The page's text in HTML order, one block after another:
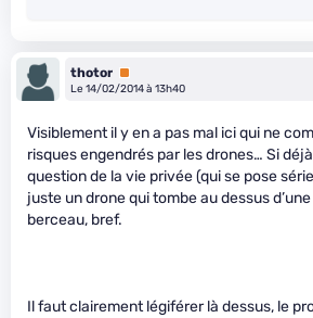
thotor Premium
Le 14/02/2014 à 13h40
Visiblement il y en a pas mal ici qui ne
risques engendrés par les drones… Si
question de la vie privée (qui se pose
juste un drone qui tombe au dessus
berceau, bref.
Il faut clairement légiférer là dessus, le